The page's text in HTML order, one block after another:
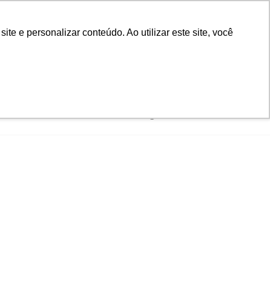
e personalizar conteúdo. Ao utilizar este site, você
Contato Login